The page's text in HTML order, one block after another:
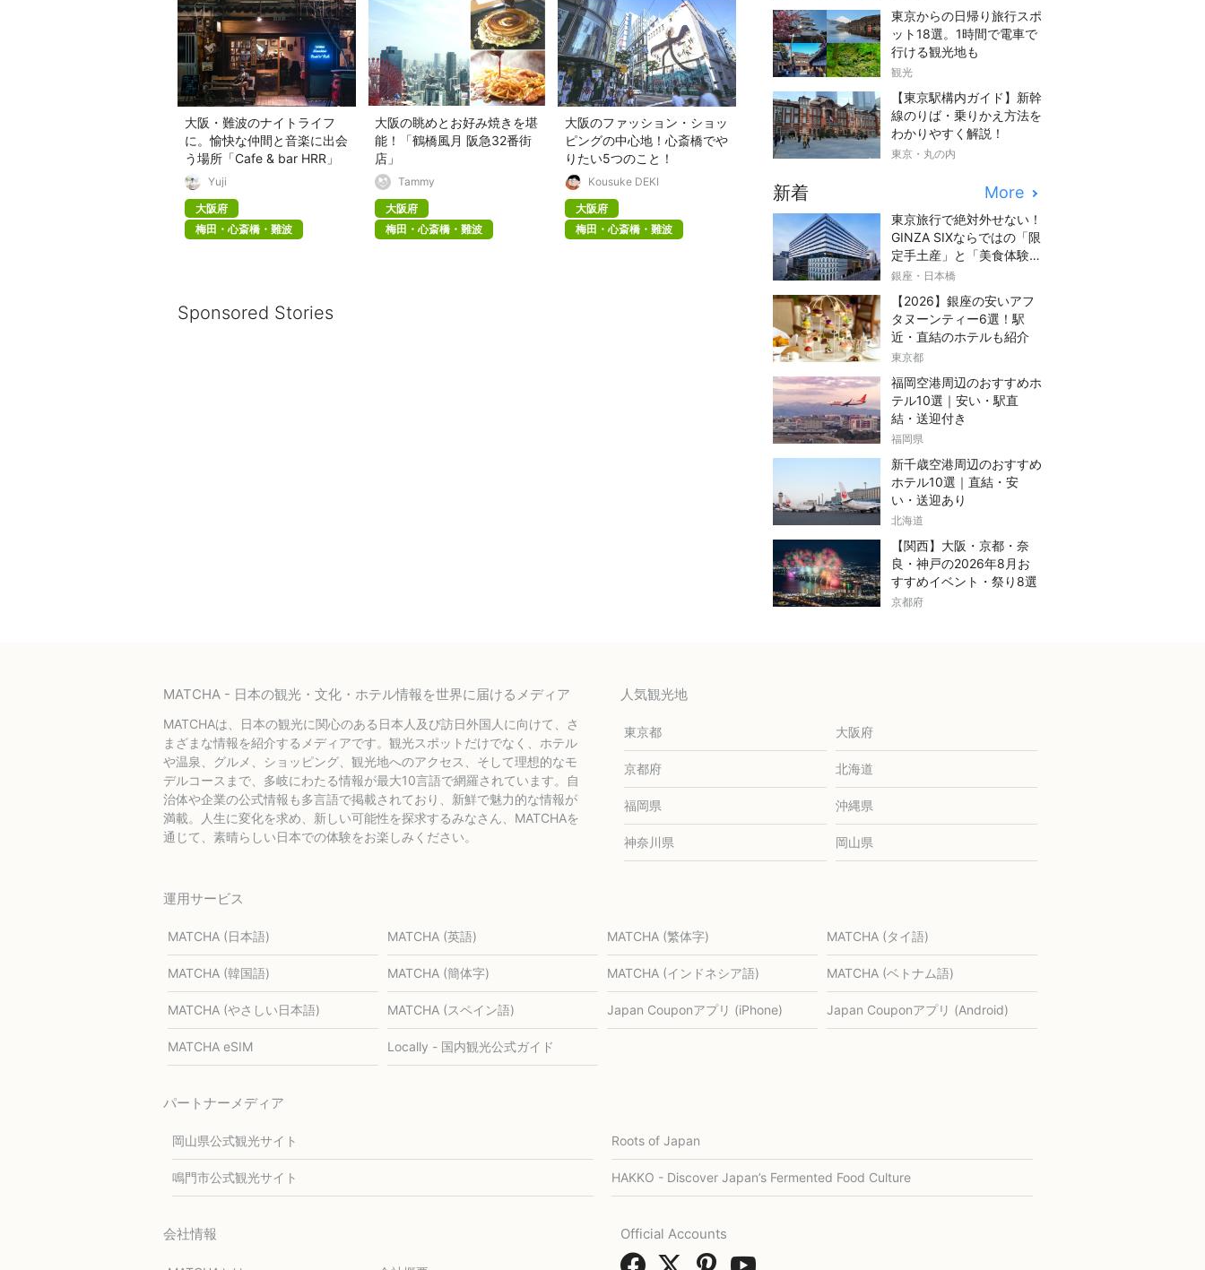
大阪・難波のナイトライフ
に。愉快な仲間と音楽に出会
う場所「Cafe & bar HRR」
Yuji
大阪府
梅田・心斎橋・難波
大阪の眺めとお好み焼きを堪
能！「鶴橋風月 阪急32番街
店」
Tammy
大阪府
梅田・心斎橋・難波
大阪のファッション・ショッ
ピングの中心地！心斎橋でや
りたい5つのこと！
Kousuke DEKI
大阪府
梅田・心斎橋・難波
Sponsored Stories
東京からの日帰り旅行スポ
ット18選。1時間で電車で
行ける観光地も
観光
【東京駅構内ガイド】新幹
線のりば・乗りかえ方法を
わかりやすく解説！
東京・丸の内
新着 More
東京旅行で絶対外せない！
GINZA SIXならではの「限
定手土産」と「美食体験」
完全ガイド
銀座・日本橋
【2026】銀座の安いアフ
タヌーンティー6選！駅
近・直結のホテルも紹介
東京都
福岡空港周辺のおすすめホ
テル10選｜安い・駅直
結・送迎付き
福岡県
新千歳空港周辺のおすすめ
ホテル10選｜直結・安
い・送迎あり
北海道
【関西】大阪・京都・奈
良・神戸の2026年8月お
すすめイベント・祭り8選
京都府
MATCHA - 日本の観光・文化・ホテル情報を世界に届けるメディア
MATCHAは、日本の観光に関心のある日本人及び訪日外国人に向けて、さ
まざまな情報を紹介するメディアです。観光スポットだけでなく、ホテル
や温泉、グルメ、ショッピング、観光地へのアクセス、そして理想的なモ
デルコースまで、多岐にわたる情報が最大10言語で網羅されています。自
治体や企業の公式情報も多言語で掲載されており、新鮮で魅力的な情報が
満載。人生に変化を求め、新しい可能性を探求するみなさん、MATCHAを
通じて、素晴らしい日本での体験をお楽しみください。
人気観光地
東京都 大阪府
京都府 北海道
福岡県 沖縄県
神奈川県 岡山県
運用サービス
MATCHA (日本語) MATCHA (英語) MATCHA (繁体字) MATCHA (タイ語)
MATCHA (韓国語) MATCHA (簡体字) MATCHA (インドネシア語) MATCHA (ベトナム語)
MATCHA (やさしい日本語) MATCHA (スペイン語) Japan Couponアプリ (iPhone) Japan Couponアプリ (Android)
MATCHA eSIM Locally - 国内観光公式ガイド
パートナーメディア
岡山県公式観光サイト Roots of Japan
鳴門市公式観光サイト HAKKO - Discover Japan’s Fermented Food Culture
会社情報 Official Accounts